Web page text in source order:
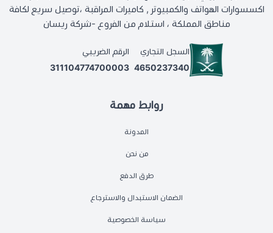
روابط مهمة
المدونة
من نحن
طرق الدفع
الضمان الاستبدال والاسترجاع
سياسة الخصوصية
اكسسوارات الهواتف والكمبيوتر , كاميرات المراقبة ،توصيل سريع لكافة
مناطق المملكة ، استلام من الفروع -شركة ريسان
السجل التجاري
4650237340
الرقم الضريبي
311104774700003